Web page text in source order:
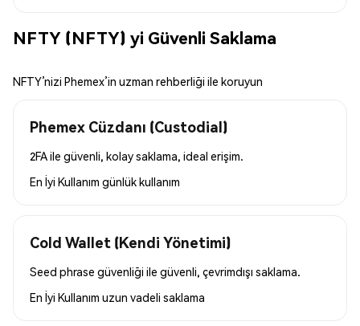
NFTY (NFTY) yi Güvenli Saklama
NFTY’nizi Phemex’in uzman rehberliği ile koruyun
Phemex Cüzdanı (Custodial)
2FA ile güvenli, kolay saklama, ideal erişim.
En İyi Kullanım günlük kullanım
Cold Wallet (Kendi Yönetimi)
Seed phrase güvenliği ile güvenli, çevrimdışı saklama.
En İyi Kullanım uzun vadeli saklama